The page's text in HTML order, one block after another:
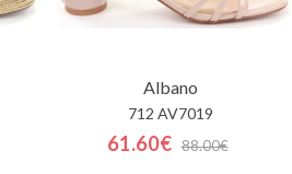
Albano
712 AV7019
61.60€ 88.00€